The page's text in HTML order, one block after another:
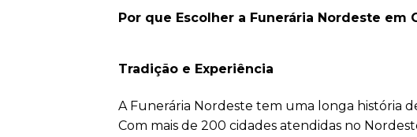
Por que Escolher a Funerária Nordeste em
Tradição e Experiência
A Funerária Nordeste tem uma longa história
Com mais de 200 cidades atendidas no